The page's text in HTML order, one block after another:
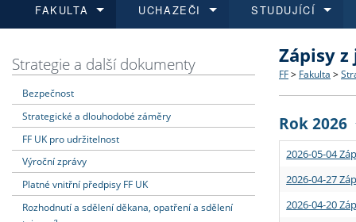
FAKULTA
Dozvědět se více
Struktura
Strategie
Podpora
UCHAZEČI
Podat přihlášku
Co
Učitelské
STUDUJÍCÍ
Dozvědět se více
Rigorózní
Dozvědět se více
O vědě a
Granty a
Dozvědět se více
Aktuální
Strategie a další dokumenty
Bezpečnost
Strategické a dlouhodobé záměry
FF UK pro udržitelnost
Výroční zprávy
Platné vnitřní předpisy FF UK
Rozhodnutí a sdělení děkana, opatření a sdělení
Zápisy
FF > Fakulta >
Rok 2026
2026-05-04
2026-04-27
2026-04-20